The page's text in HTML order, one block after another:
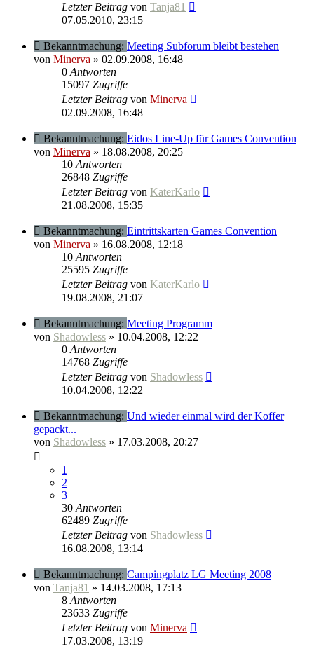
Letzter Beitrag von Tanja81
07.05.2010, 23:15
Bekanntmachung: Meeting Subforum bleibt bestehen
von Minerva » 02.09.2008, 16:48
0 Antworten
15097 Zugriffe
Letzter Beitrag von Minerva
02.09.2008, 16:48
Bekanntmachung: Eidos Line-Up für Games Convention
von Minerva » 18.08.2008, 20:25
10 Antworten
26848 Zugriffe
Letzter Beitrag von KaterKarlo
21.08.2008, 15:35
Bekanntmachung: Eintrittskarten Games Convention
von Minerva » 16.08.2008, 12:18
10 Antworten
25595 Zugriffe
Letzter Beitrag von KaterKarlo
19.08.2008, 21:07
Bekanntmachung: Meeting Programm
von Shadowless » 10.04.2008, 12:22
0 Antworten
14768 Zugriffe
Letzter Beitrag von Shadowless
10.04.2008, 12:22
Bekanntmachung: Und wieder einmal wird der Koffer
gepackt...
von Shadowless » 17.03.2008, 20:27
1
2
3
30 Antworten
62489 Zugriffe
Letzter Beitrag von Shadowless
16.08.2008, 13:14
Bekanntmachung: Campingplatz LG Meeting 2008
von Tanja81 » 14.03.2008, 17:13
8 Antworten
23633 Zugriffe
Letzter Beitrag von Minerva
17.03.2008, 13:19